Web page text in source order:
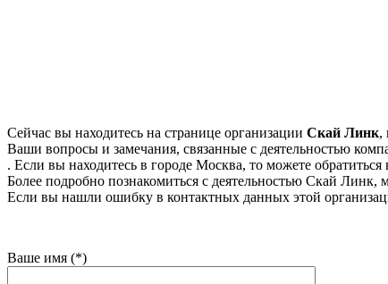
Сейчас вы находитесь на странице организации Скай Линк,
Ваши вопросы и замечания, связанные с деятельностью
. Если вы находитесь в городе Москва, то можете
Более подробно познакомиться с деятельностью Скай
Если вы нашли ошибку в контактных данных этой
Ваше имя (*)